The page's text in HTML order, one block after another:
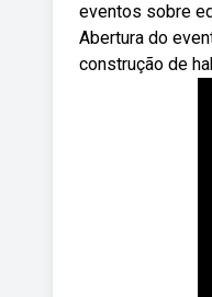
eventos sobre
Abertura do
construção de